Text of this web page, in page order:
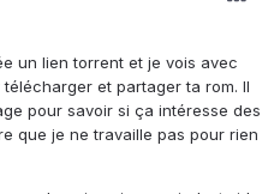
un lien torrent et je vois avec
et partager ta rom. Il
pour savoir si ça intéresse des
que je ne travaille pas pour rien